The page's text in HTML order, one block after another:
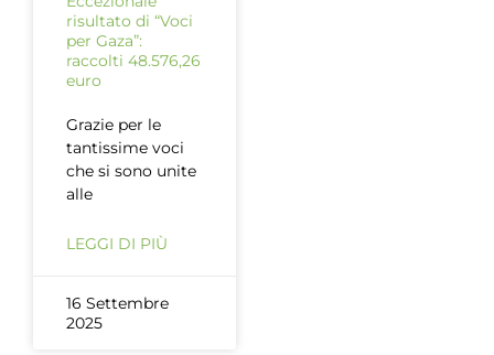
risultato di “Voci
per Gaza”:
raccolti 48.576,26
euro
Grazie per le
tantissime voci
che si sono unite
alle
LEGGI DI PIÙ
16 Settembre
2025